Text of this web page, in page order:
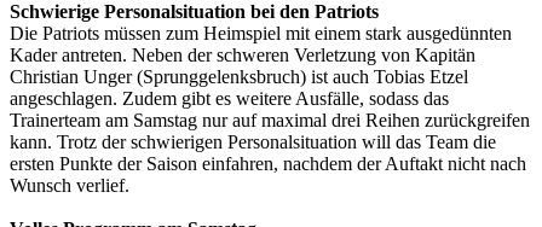
Schwierige Personalsituation bei den Patriots
Die Patriots müssen zum Heimspiel mit einem stark ausgedünnten
Kader antreten. Neben der schweren Verletzung von Kapitän
Christian Unger (Sprunggelenksbruch) ist auch Tobias Etzel
angeschlagen. Zudem gibt es weitere Ausfälle, sodass das
Trainerteam am Samstag nur auf maximal drei Reihen zurückgreifen
kann. Trotz der schwierigen Personalsituation will das Team die
ersten Punkte der Saison einfahren, nachdem der Auftakt nicht nach
Wunsch verlief.